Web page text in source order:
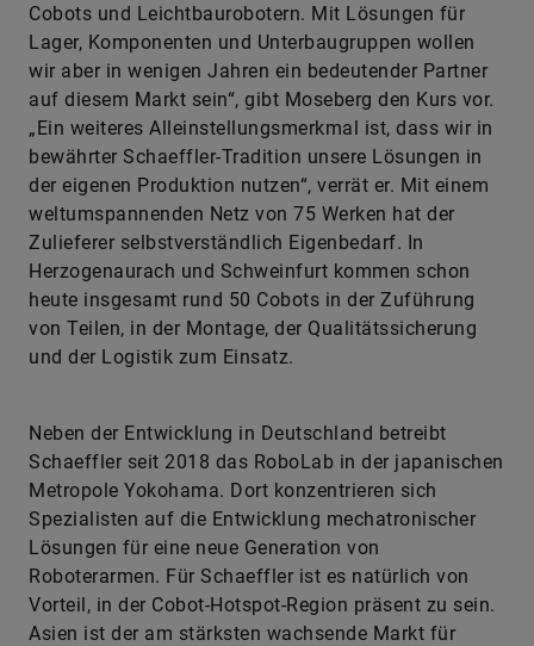
Cobots und Leichtbaurobotern. Mit Lösungen für
Lager, Komponenten und Unterbaugruppen wollen
wir aber in wenigen Jahren ein bedeutender Partner
auf diesem Markt sein“, gibt Moseberg den Kurs vor.
„Ein weiteres Alleinstellungsmerkmal ist, dass wir in
bewährter Schaeffler-Tradition unsere Lösungen in
der eigenen Produktion nutzen“, verrät er. Mit einem
weltumspannenden Netz von 75 Werken hat der
Zulieferer selbstverständlich Eigenbedarf. In
Herzogenaurach und Schweinfurt kommen schon
heute insgesamt rund 50 Cobots in der Zuführung
von Teilen, in der Montage, der Qualitätssicherung
und der Logistik zum Einsatz.
Neben der Entwicklung in Deutschland betreibt
Schaeffler seit 2018 das RoboLab in der japanischen
Metropole Yokohama. Dort konzentrieren sich
Spezialisten auf die Entwicklung mechatronischer
Lösungen für eine neue Generation von
Roboterarmen. Für Schaeffler ist es natürlich von
Vorteil, in der Cobot-Hotspot-Region präsent zu sein.
Asien ist der am stärksten wachsende Markt für